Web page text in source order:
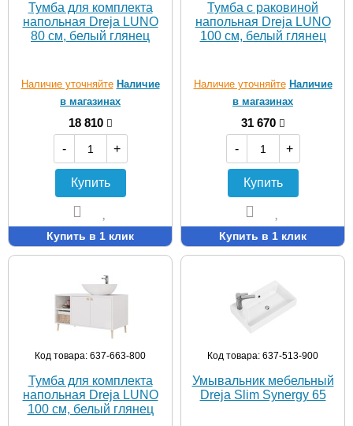
Тумба для комплекта
напольная Dreja LUNO
80 см, белый глянец
Наличие уточняйте Наличие
в магазинах
18 810
-
+
Купить
Купить в 1 клик
Тумба с раковиной
напольная Dreja LUNO
100 см, белый глянец
Наличие уточняйте Наличие
в магазинах
31 670
-
+
Купить
Купить в 1 клик
Код товара: 637-663-800
Тумба для комплекта
напольная Dreja LUNO
100 см, белый глянец
Код товара: 637-513-900
Умывальник мебельный
Dreja Slim Synergy 65